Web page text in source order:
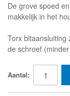
De grove spoed
makkelijk in het
Torx bitaansluiting
de schroef
Aantal: